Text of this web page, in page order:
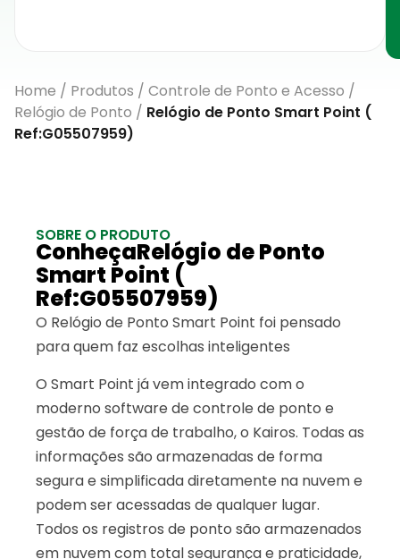
Home / Produtos / Controle de Ponto e Acesso /
Relógio de Ponto / Relógio de Ponto Smart Point (
Ref:G05507959)
SOBRE O PRODUTO
ConheçaRelógio de Ponto
Smart Point (
Ref:G05507959)
O Relógio de Ponto Smart Point foi pensado
para quem faz escolhas inteligentes
O Smart Point já vem integrado com o
moderno software de controle de ponto e
gestão de força de trabalho, o Kairos. Todas as
informações são armazenadas de forma
segura e simplificada diretamente na nuvem e
podem ser acessadas de qualquer lugar.
Todos os registros de ponto são armazenados
em nuvem com total segurança e praticidade,